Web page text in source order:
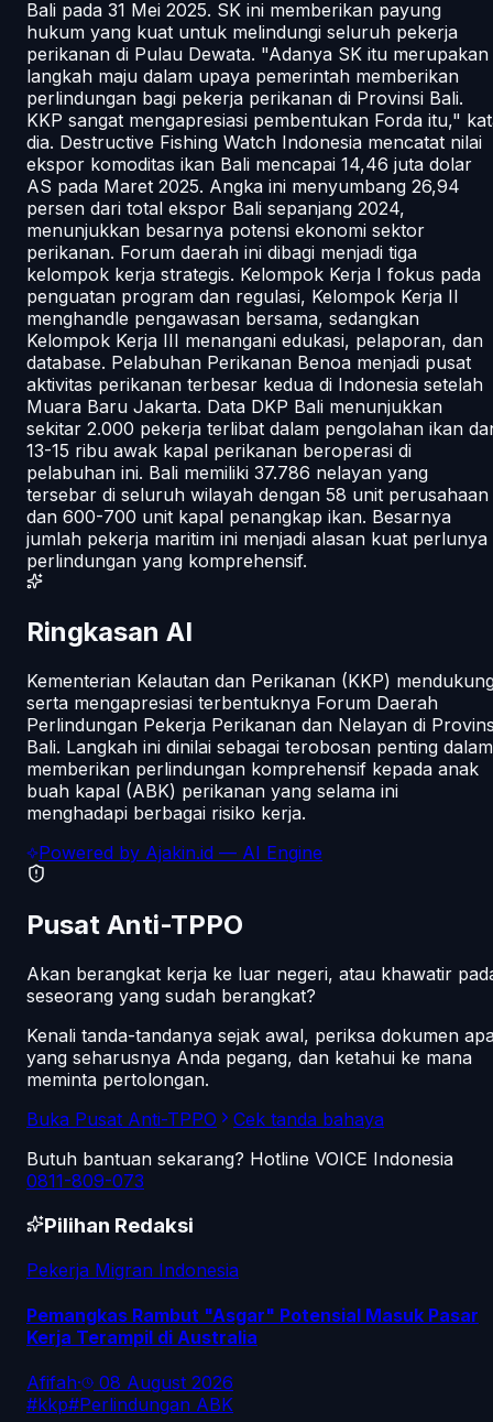
Bali pada 31 Mei 2025. SK ini memberikan payung
hukum yang kuat untuk melindungi seluruh pekerja
perikanan di Pulau Dewata. "Adanya SK itu merupakan
langkah maju dalam upaya pemerintah memberikan
perlindungan bagi pekerja perikanan di Provinsi Bali.
KKP sangat mengapresiasi pembentukan Forda itu,"
dia. Destructive Fishing Watch Indonesia mencatat nilai
ekspor komoditas ikan Bali mencapai 14,46 juta dolar
AS pada Maret 2025. Angka ini menyumbang 26,94
persen dari total ekspor Bali sepanjang 2024,
menunjukkan besarnya potensi ekonomi sektor
perikanan. Forum daerah ini dibagi menjadi tiga
kelompok kerja strategis. Kelompok Kerja I fokus pada
penguatan program dan regulasi, Kelompok Kerja II
menghandle pengawasan bersama, sedangkan
Kelompok Kerja III menangani edukasi, pelaporan, dan
database. Pelabuhan Perikanan Benoa menjadi pusat
aktivitas perikanan terbesar kedua di Indonesia setelah
Muara Baru Jakarta. Data DKP Bali menunjukkan
sekitar 2.000 pekerja terlibat dalam pengolahan ikan
13-15 ribu awak kapal perikanan beroperasi di
pelabuhan ini. Bali memiliki 37.786 nelayan yang
tersebar di seluruh wilayah dengan 58 unit perusahaan
dan 600-700 unit kapal penangkap ikan. Besarnya
jumlah pekerja maritim ini menjadi alasan kuat perlunya
perlindungan yang komprehensif.
Ringkasan AI
Kementerian Kelautan dan Perikanan (KKP)
serta mengapresiasi terbentuknya Forum Daerah
Perlindungan Pekerja Perikanan dan Nelayan di
Bali. Langkah ini dinilai sebagai terobosan penting dalam
memberikan perlindungan komprehensif kepada anak
buah kapal (ABK) perikanan yang selama ini
menghadapi berbagai risiko kerja.
Powered by Ajakin.id — AI Engine
Pusat Anti-TPPO
Akan berangkat kerja ke luar negeri, atau khawatir
seseorang yang sudah berangkat?
Kenali tanda-tandanya sejak awal, periksa dokumen
yang seharusnya Anda pegang, dan ketahui ke mana
meminta pertolongan.
Buka Pusat Anti-TPPO
Cek tanda bahaya
Butuh bantuan sekarang? Hotline VOICE Indonesia
0811-809-073
Pilihan Redaksi
Pekerja Migran Indonesia
Pemangkas Rambut "Asgar" Potensial Masuk Pasar
Kerja Terampil di Australia
Afifah·
08 August 2026
#kkp#Perlindungan ABK